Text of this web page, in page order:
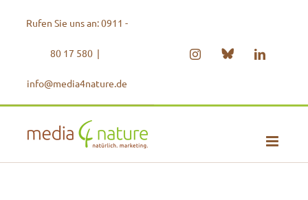
InhaltRufen Sie uns an: 0911 -
80 17 580 |
info@media4nature.de
InstagramBlueskyLinkedIn